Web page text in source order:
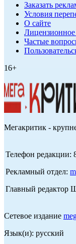
Заказать
Условия
О сайте
Частые
16+
Мегакритик -
Телефон редакции:
Рекламный отдел:
Главный редактор
Сетевое издание
Язык(и): русский